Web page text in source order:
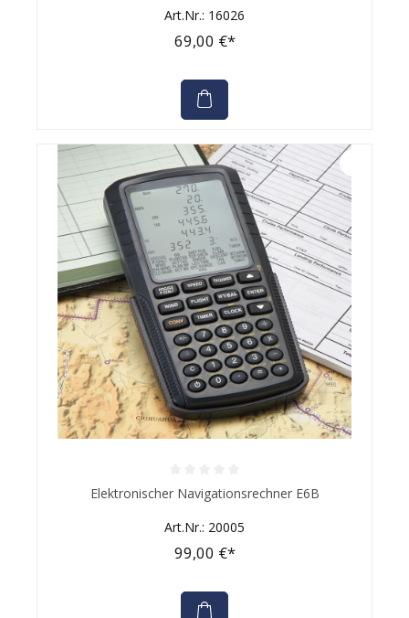
Art.Nr.: 16026
69,00 €*
Durchschnittliche Bewertung von 0 von 5 Sternen
Elektronischer Navigationsrechner E6B
Art.Nr.: 20005
99,00 €*